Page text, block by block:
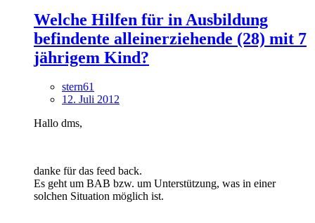
Welche Hilfen für in Ausbildung
befindente alleinerziehende (28) mit 7
jährigem Kind?
stern61
12. Juli 2012
Hallo dms,
danke für das feed back.
Es geht um BAB bzw. um Unterstützung, was in einer
solchen Situation möglich ist.